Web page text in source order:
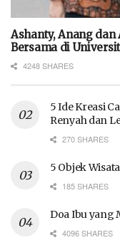
Ashanty, Anang dan
Bersama di
4248 SHARES
5 Ide Kreasi
Renyah dan
270 SHARES
5 Objek
185 SHARES
Doa Ibu yang
4096 SHARES